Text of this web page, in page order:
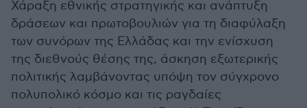
Χάραξη εθνικής στρατηγικής και ανάπτυξη
δράσεων και πρωτοβουλιών για τη διαφύλαξη
των συνόρων της Ελλάδας και την ενίσχυση
της διεθνούς θέσης της, άσκηση εξωτερικής
πολιτικής λαμβάνοντας υπόψη τον σύγχρονο
πολυπολικό κόσμο και τις ραγδαίες